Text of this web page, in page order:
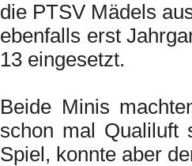
die PTSV Mädels
ebenfalls erst
13 eingesetzt.
Beide Minis
schon mal Qualiluft
Spiel, konnte aber